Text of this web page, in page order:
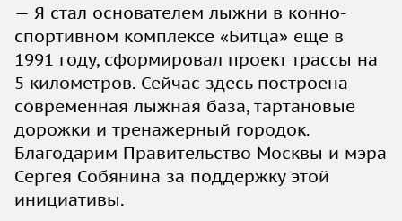
— Я стал основателем лыжни в конно-
спортивном комплексе «Битца» еще в
1991 году, сформировал проект трассы на
5 километров. Сейчас здесь построена
современная лыжная база, тартановые
дорожки и тренажерный городок.
Благодарим Правительство Москвы и мэра
Сергея Собянина за поддержку этой
инициативы.